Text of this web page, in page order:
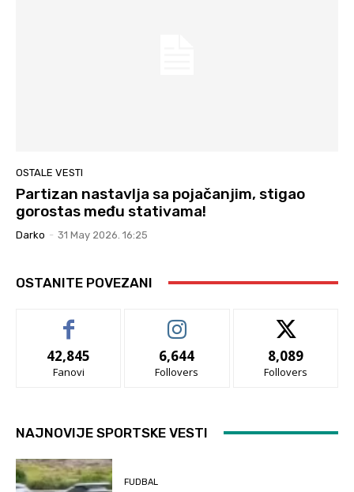
OSTALE VESTI
Partizan nastavlja sa pojačanjim, stigao
gorostas među stativama!
Darko - 31 May 2026. 16:25
OSTANITE POVEZANI
42,845
Fanovi
6,644
Follovers
8,089
Follovers
NAJNOVIJE SPORTSKE VESTI
FUDBAL